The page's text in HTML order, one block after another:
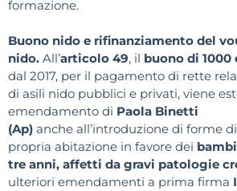
formazione.
Buono nido e rifinanziamento del
nido. All’articolo 49, il buono di 1000
dal 2017, per il pagamento di rette
di asili nido pubblici e privati, viene
emendamento di Paola Binetti
(Ap) anche all’introduzione di forme
propria abitazione in favore dei
tre anni, affetti da gravi patologie
ulteriori emendamenti a prima firma